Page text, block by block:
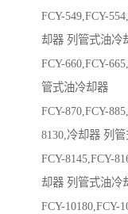
FCY-549,FCY-
却器 列管式油冷
FCY-660,FCY-
管式油冷却器
FCY-870,FCY-
8130,冷却器 列
FCY-8145,FCY-
却器 列管式油冷
FCY-10180,FCY-